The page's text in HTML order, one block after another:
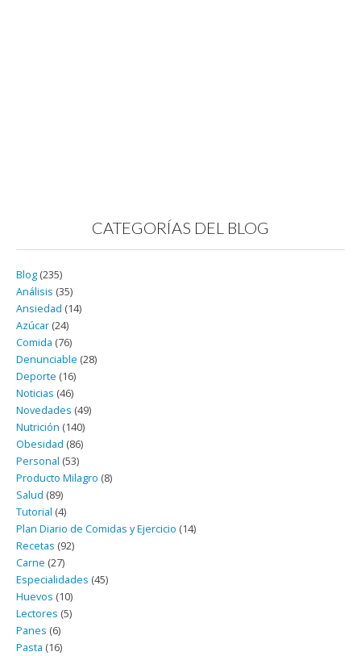
CATEGORÍAS DEL BLOG
Blog (235)
Análisis (35)
Ansiedad (14)
Azúcar (24)
Comida (76)
Denunciable (28)
Deporte (16)
Noticias (46)
Novedades (49)
Nutrición (140)
Obesidad (86)
Personal (53)
Producto Milagro (8)
Salud (89)
Tutorial (4)
Plan Diario de Comidas y Ejercicio (14)
Recetas (92)
Carne (27)
Especialidades (45)
Huevos (10)
Lectores (5)
Panes (6)
Pasta (16)